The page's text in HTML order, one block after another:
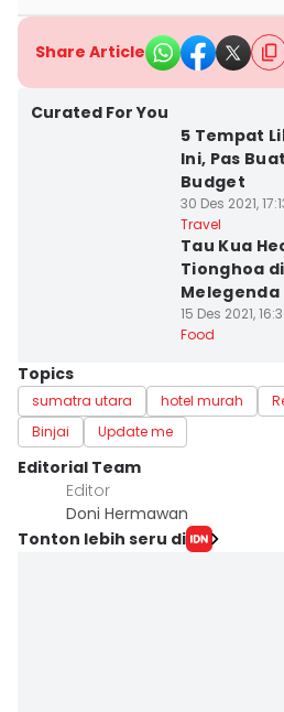
Share Article
Curated For You
5 Tempat
Ini, Pas
Budget
30 Des 2021,
Travel
Tau Kua
Tionghoa
Melegenda
15 Des 2021,
Food
Topics
sumatra utara hotel murah
Binjai
Update me
Editorial Team
Editor
Doni Hermawan
Tonton lebih seru di